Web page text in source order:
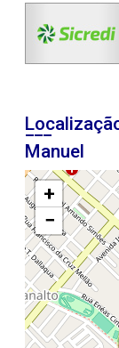
Manuel
+
−